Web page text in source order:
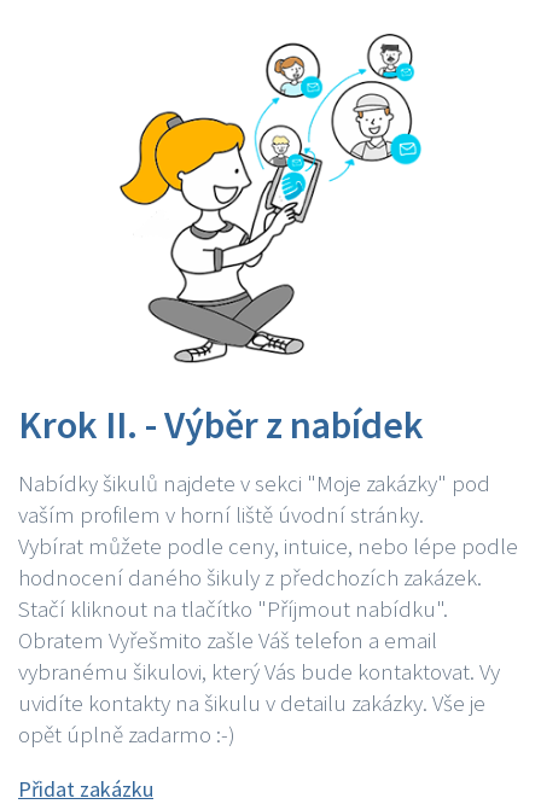
Krok II. - Výběr z nabídek
Nabídky šikulů najdete v sekci "Moje zakázky" pod
vaším profilem v horní liště úvodní stránky.
Vybírat můžete podle ceny, intuice, nebo lépe podle
hodnocení daného šikuly z předchozích zakázek.
Stačí kliknout na tlačítko "Příjmout nabídku".
Obratem Vyřešmito zašle Váš telefon a email
vybranému šikulovi, který Vás bude kontaktovat. Vy
uvidíte kontakty na šikulu v detailu zakázky. Vše je
opět úplně zadarmo :-)
Přidat zakázku